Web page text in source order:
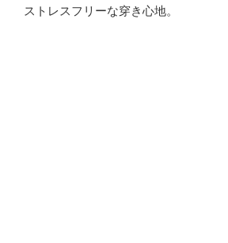
ストレスフリーな穿き心地。